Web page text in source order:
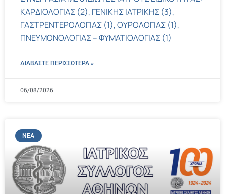
ΚΑΡΔΙΟΛΟΓΙΑΣ (2), ΓΕΝΙΚΗΣ ΙΑΤΡΙΚΗΣ (3),
ΓΑΣΤΡΕΝΤΕΡΟΛΟΓΙΑΣ (1), ΟΥΡΟΛΟΓΙΑΣ (1),
ΠΝΕΥΜΟΝΟΛΟΓΙΑΣ – ΦΥΜΑΤΙΟΛΟΓΙΑΣ (1)
ΔΙΑΒΑΣΤΕ ΠΕΡΙΣΣΌΤΕΡΑ »
06/08/2026
ΝΈΑ